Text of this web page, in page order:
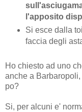
l'apposito
Si esce dalla
faccia degli
Ho chiesto ad uno
anche a
po?
Si, per alcuni e'